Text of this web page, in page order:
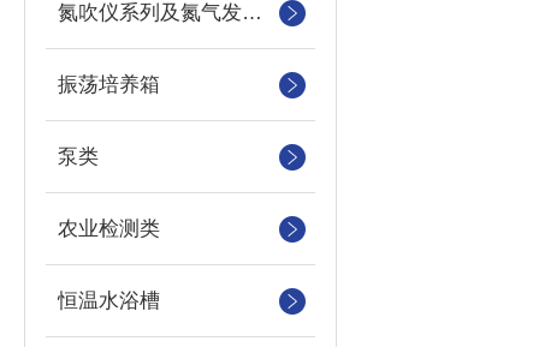
氮吹仪系列及氮气发生器
振荡培养箱
泵类
农业检测类
恒温水浴槽